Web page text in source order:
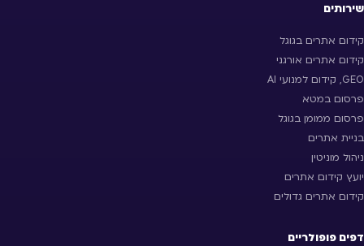
שירותים
קידום אתרים בגוגל
קידום אתרים אורגני
GEO, קידום למנועי AI
פרסום במטא
פרסום ממומן בגוגל
בניית אתרים
ניהול מוניטין
יועץ קידום אתרים
קידום אתרים גדולים
דפים פופולריים